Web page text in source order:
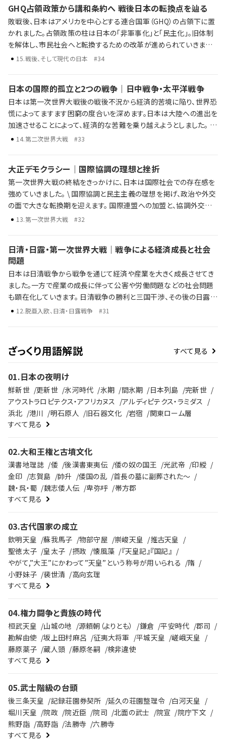
ショックやバブル経済の崩壊 占領から高度経済成長へ。そして、成長
の終焉と新たな時代の入り口へ。歴史年表だけでは語り尽くせない
戦後日本がたどった激動の数十年を、ラジレキが独自解説します。
GHQ占領政策から講和条約へ 戦後日本の転換点を辿る
敗戦後、日本はアメリカを中心とする連合国軍（GHQ）の占領下に置
かれました。占領政策の柱は日本の「非軍事化」と「民主化」。旧体制
を解体し、市民社会へと転換するための改革が進められていきまし
た。 敗戦と日本の再出発 占領政策と「非軍事化・民主化」 冷戦下に15.戦後、そして現代の日本 #34
日本の国際的孤立と2つの戦争｜日中戦争・太平洋戦争
日本は第一次世界大戦後の戦後不況から経済的苦境に陥り、世界恐
慌によってますます困窮の度合いを深めます。日本は大陸への進出を
加速させることによって、経済的な苦難を乗り越えようとしました。 し
かし、大陸への進出は中国との武力衝突へと発展し、国際的な孤立
中戦争 第二次世界大戦と日本の対応 太平洋戦争の始まりと戦争の
終結 歴史年表だけでは語り尽くせない彼らの野望、戦略、そして後の
時代への影響を、ラジレキが独自解説します。
14.第二次世界大戦 #33
大正デモクラシー｜国際協調の理想と挫折
第一次世界大戦の終結をきっかけに、日本は国際社会での存在感を
強めていきました。 \ 国際協調と民主主義の理想を掲げ、政治や外交
の面で大きな転換期を迎えます。 国際連盟への加盟と、協調外交の
推進 政党内閣の成立と「憲政の常道」 普通選挙法の制定による選挙
調路線は行き詰まっていきます。 \ 激動の時代、大正デモクラシーの
光と影を、ラジレキが独自解説します。
13.第一次世界大戦 #32
日清・日露・第一次世界大戦｜戦争による経済成長と社会
問題
日本は日清戦争から戦争を通じて経済や産業を大きく成長させてき
ました。一方で産業の成長に伴って公害や労働問題などの社会問題
も顕在化していきます。 日清戦争の勝利と三国干渉、その後の日露戦
争 第一次世界大戦による日本の国際的影響力の高まり 戦争による
す。
12.脱亜入欧、日清・日露戦争 #31
ざっくり用語解説 すべて見る
01.日本の夜明け
鮮新世 更新世 氷河時代 氷期 間氷期 日本列島
完新世
アウストラロピテクス・アフリカヌス
アルディピテクス・ラミダス
浜北
港川 明石原人 旧石器文化 岩宿
関東ローム層
すべて見る
02.大和王権と古墳文化
漢書地理誌 倭 後漢書東夷伝 倭の奴の国王 光武帝
印綬
金印
志賀島 帥升 倭国の乱
首長の墓に副葬された～
魏・呉・蜀
魏志倭人伝 卑弥呼
帯方郡
すべて見る
03.古代国家の成立
欽明天皇 蘇我馬子 物部守屋 崇峻天皇
推古天皇
聖徳太子
皇太子 摂政 懐風藻
『天皇記』『国記』
やがて,”大王”にかわって”天皇”という称号が用いられる
隋
小野妹子
裴世清
高向玄理
すべて見る
04.権力闘争と貴族の時代
桓武天皇 山城の地 源頼朝（よりとも） 鎌倉 平安時代
郡司
勘解由使
坂上田村麻呂 征夷大将軍 平城天皇
嵯峨天皇
藤原薬子
蔵人頭 藤原冬嗣
検非違使
すべて見る
05.武士階級の台頭
後三条天皇 記録荘園券契所 延久の荘園整理令
白河天皇
堀川天皇
院政 院近臣 院司 北面の武士 院宣
院庁下文
熊野詣
高野詣 法勝寺
六勝寺
すべて見る